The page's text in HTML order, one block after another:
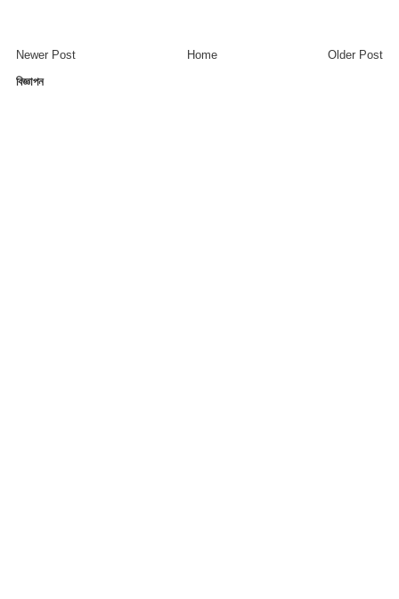
Newer Post Older Post
Home
বিজ্ঞাপন